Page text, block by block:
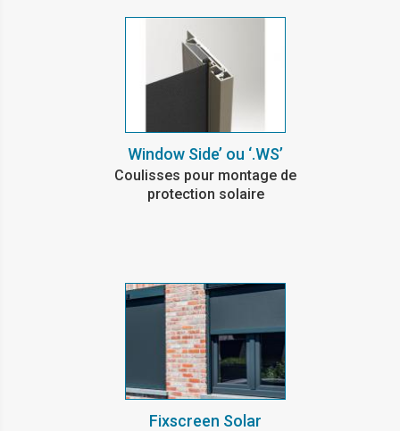
Window Side’ ou ‘.WS’
Coulisses pour montage de
protection solaire
Fixscreen Solar